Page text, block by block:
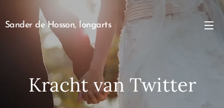
Sander de Hosson, longarts
Kracht van Twitter